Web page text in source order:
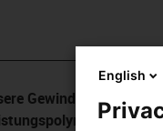
Gewindemuttern
English